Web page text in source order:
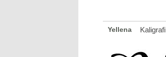
Yellena Kaligrafi